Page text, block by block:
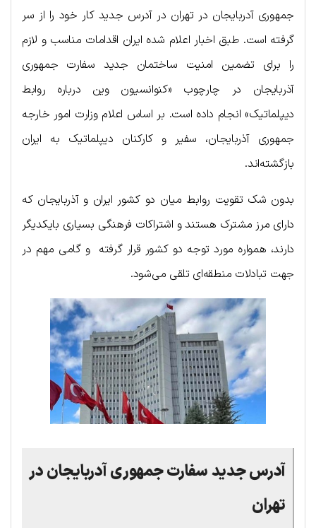
جمهوری آدربایجان در تهران در آدرس جدید کار خود را از سر
گرفته است. طبق اخبار اعلام شده ایران اقدامات مناسب و لازم
را برای تضمین امنیت ساختمان جدید سفارت جمهوری
آذربایجان در چارچوب «کنوانسیون وین درباره روابط
دیپلماتیک» انجام داده است. بر اساس اعلام وزارت امور خارجه
جمهوری آذربایجان، سفیر و کارکنان دیپلماتیک به ایران
بازگشته‌اند.
بدون شک تقویت روابط میان دو کشور ایران و آذربایجان که
دارای مرز مشترک هستند و اشتراکات فرهنگی بسیاری بایکدیگر
دارند، همواره مورد توجه دو کشور قرار گرفته و گامی مهم در
جهت تبادلات منطقه‌ای تلقی می‌شود.
آدرس جدید سفارت جمهوری آدربایجان در
تهران